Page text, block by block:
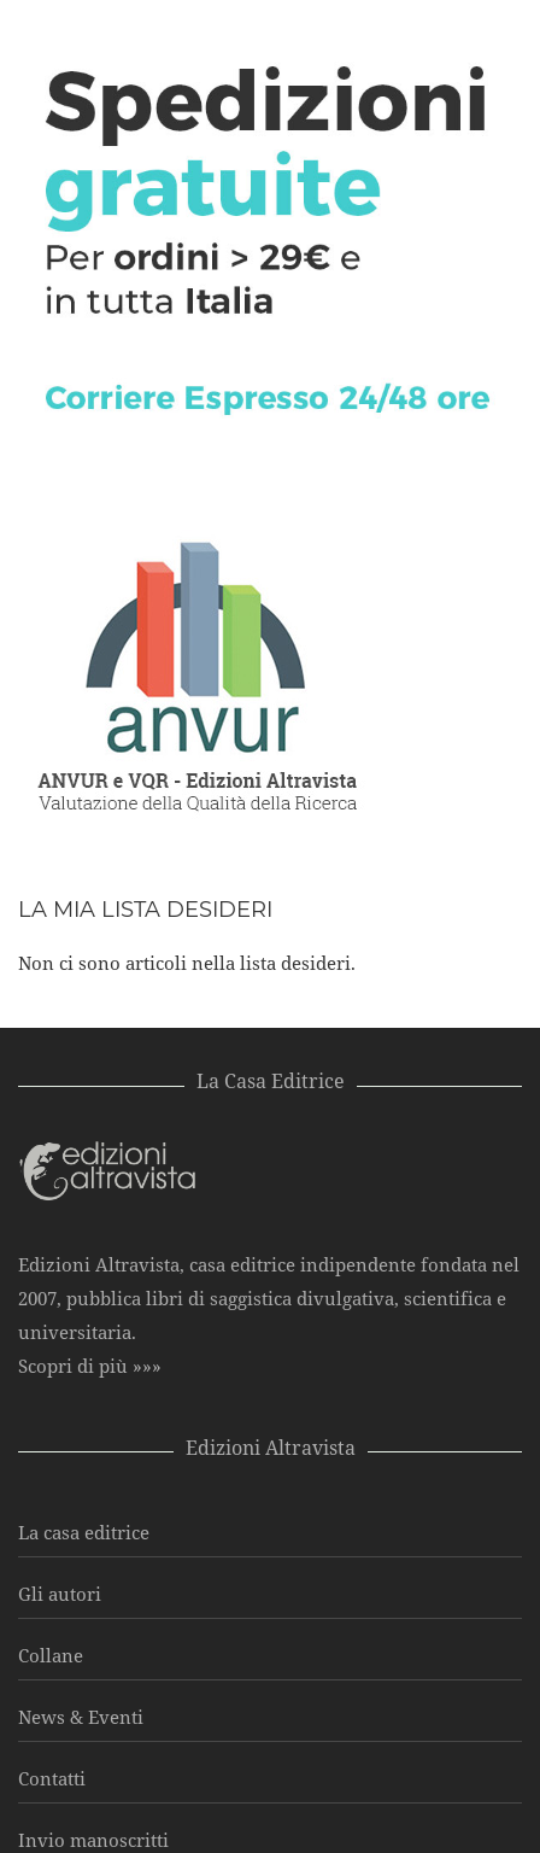
LA MIA LISTA DESIDERI
Non ci sono articoli nella lista desideri.
La Casa Editrice
Edizioni Altravista, casa editrice indipendente fondata nel
2007, pubblica libri di saggistica divulgativa, scientifica e
universitaria.
Scopri di più »»»
Edizioni Altravista
La casa editrice
Gli autori
Collane
News & Eventi
Contatti
Invio manoscritti